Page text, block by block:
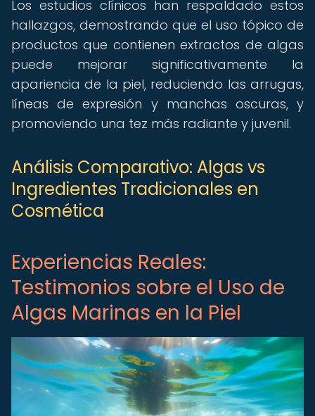
Los estudios clínicos han respaldado estos
hallazgos, demostrando que el uso tópico de
productos que contienen extractos de algas
puede mejorar significativamente la
apariencia de la piel, reduciendo las arrugas,
líneas de expresión y manchas oscuras, y
promoviendo una tez más radiante y juvenil.
Análisis Comparativo: Algas vs
Ingredientes Tradicionales en
Cosmética
Experiencias Reales:
Testimonios sobre el Uso de
Algas Marinas en la Piel